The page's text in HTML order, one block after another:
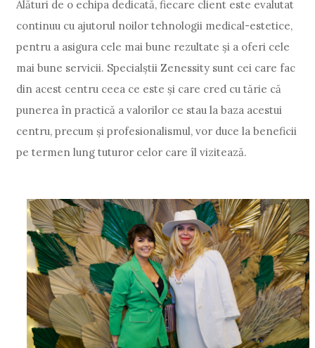
Alături de o echipa dedicată, fiecare client este evalutat
continuu cu ajutorul noilor tehnologii medical-estetice,
pentru a asigura cele mai bune rezultate și a oferi cele
mai bune servicii. Specialștii Zenessity sunt cei care fac
din acest centru ceea ce este și care cred cu tărie că
punerea în practică a valorilor ce stau la baza acestui
centru, precum și profesionalismul, vor duce la beneficii
pe termen lung tuturor celor care îl vizitează.